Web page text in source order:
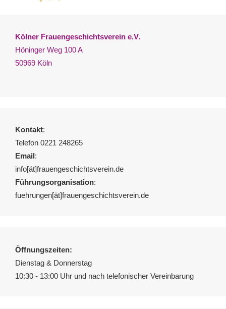
Kölner Frauengeschichtsverein e.V.
Höninger Weg 100 A
50969 Köln
Kontakt:
Telefon 0221 248265
Email:
info[ät]frauengeschichtsverein.de
Führungsorganisation:
fuehrungen[ät]frauengeschichtsverein.de
Öffnungszeiten:
Dienstag & Donnerstag
10:30 - 13:00 Uhr und nach telefonischer Vereinbarung